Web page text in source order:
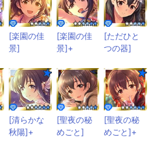
[楽園の佳
景]
[楽園の佳
景]+
[ただひと
つの器]
[清らかな
秋陽]+
[聖夜の秘
めごと]
[聖夜の秘
めごと]+